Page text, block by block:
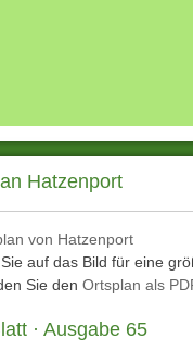
Hatzenport
auf das Bild für eine
Sie den Ortsplan als
· Ausgabe 65